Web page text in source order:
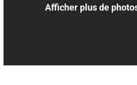
Afficher plus de